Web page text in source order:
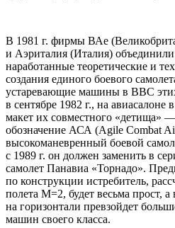
В 1981 г. фирмы ВАе
и Аэриталия (Италия)
наработанные теоретические и
создания единого боевого
устаревающие машины в ВВС этих
в сентябре 1982 г., на
макет их совместного «детища»
обозначение АСА (Agile Combat
высокоманевренный боевой
с 1989 г. он должен заменить в
самолет Панавиа «Торнадо».
по конструкции истребитель,
полета М=2, будет весьма прост,
на горизонтали превзойдет
машин своего класса.